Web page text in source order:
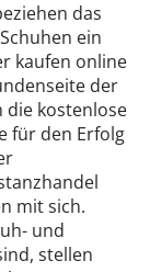
das
ein
kaufen online
der
die kostenlose
für den Erfolg
mit sich.
und
stellen